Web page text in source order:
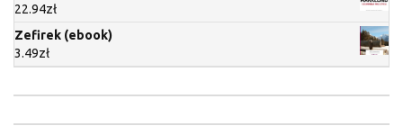
22.94zł
Zefirek (ebook)
3.49zł